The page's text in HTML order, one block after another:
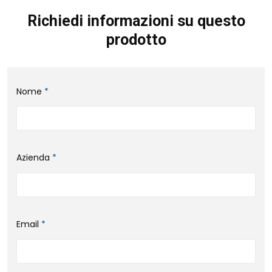
Richiedi informazioni su questo
prodotto
Nome *
Azienda *
Email *